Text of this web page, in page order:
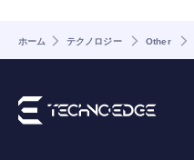
ホーム テクノロジー Other